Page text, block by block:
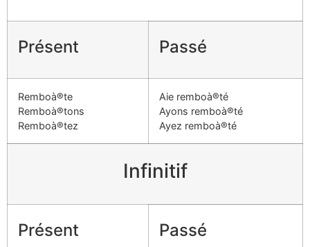
Présent Passé
Remboà®te
Remboà®tons
Remboà®tez
Aie remboà®té
Ayons remboà®té
Ayez remboà®té
Infinitif
Présent Passé